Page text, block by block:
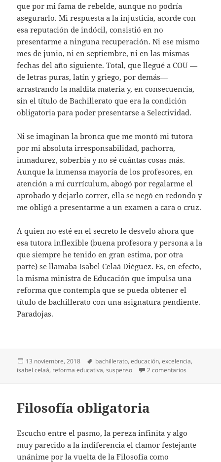
que por mi fama de rebelde, aunque no podría
asegurarlo. Mi respuesta a la injusticia, acorde con
esa reputación de indócil, consistió en no
presentarme a ninguna recuperación. Ni ese mismo
mes de junio, ni en septiembre, ni en las mismas
fechas del año siguiente. Total, que llegué a COU —
de letras puras, latín y griego, por demás—
arrastrando la maldita materia y, en consecuencia,
sin el título de Bachillerato que era la condición
obligatoria para poder presentarse a Selectividad.
Ni se imaginan la bronca que me montó mi tutora
por mi absoluta irresponsabilidad, pachorra,
inmadurez, soberbia y no sé cuántas cosas más.
Aunque la inmensa mayoría de los profesores, en
atención a mi currículum, abogó por regalarme el
aprobado y dejarlo correr, ella se negó en redondo y
me obligó a presentarme a un examen a cara o cruz.
A quien no esté en el secreto le desvelo ahora que
esa tutora inflexible (buena profesora y persona a la
que siempre he tenido en gran estima, por otra
parte) se llamaba Isabel Celaá Diéguez. Es, en efecto,
la misma ministra de Educación que impulsa una
reforma que contempla que se pueda obtener el
título de bachillerato con una asignatura pendiente.
Paradojas.
Publicado
el
13 noviembre, 2018 Etiquetas
bachillerato,educación,excelencia,
isabel celaá, reforma educativa,suspenso 2 comentarios
Filosofía obligatoria
Escucho entre el pasmo, la pereza infinita y algo
muy parecido a la indiferencia el clamor festejante
unánime por la vuelta de la Filosofía como